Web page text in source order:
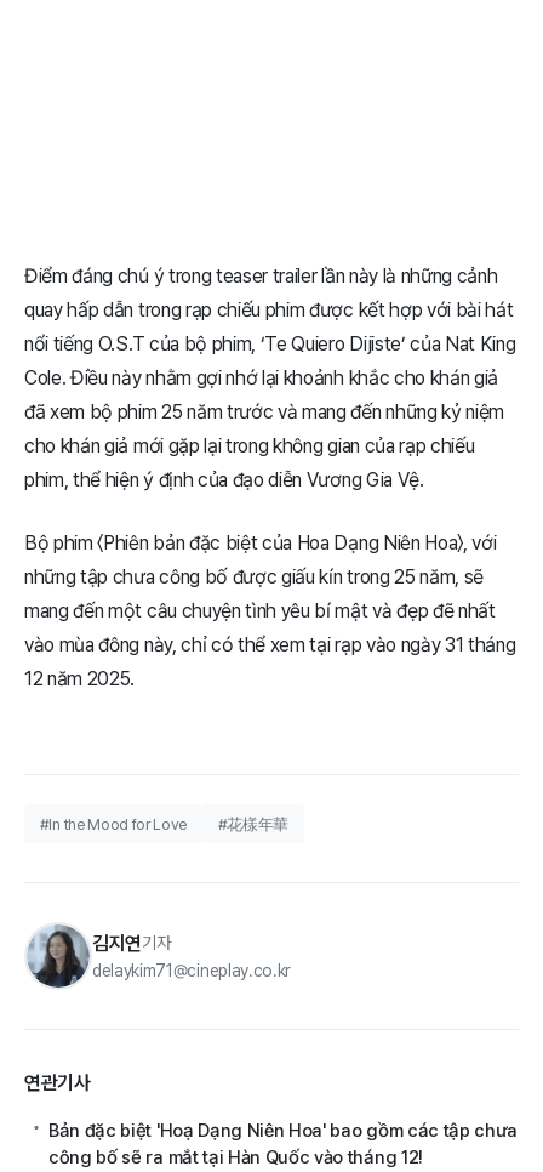
Điểm đáng chú ý trong teaser trailer lần này là những cảnh
quay hấp dẫn trong rạp chiếu phim được kết hợp với bài hát
nổi tiếng O.S.T của bộ phim, ‘Te Quiero Dijiste’ của Nat King
Cole. Điều này nhằm gợi nhớ lại khoảnh khắc cho khán giả
đã xem bộ phim 25 năm trước và mang đến những kỷ niệm
cho khán giả mới gặp lại trong không gian của rạp chiếu
phim, thể hiện ý định của đạo diễn Vương Gia Vệ.
Bộ phim 〈Phiên bản đặc biệt của Hoa Dạng Niên Hoa〉, với
những tập chưa công bố được giấu kín trong 25 năm, sẽ
mang đến một câu chuyện tình yêu bí mật và đẹp đẽ nhất
vào mùa đông này, chỉ có thể xem tại rạp vào ngày 31 tháng
12 năm 2025.
#In the Mood for Love #花樣年華
김지연기자
delaykim71@cineplay.co.kr
연관기사
Bản đặc biệt 'Hoạ Dạng Niên Hoa' bao gồm các tập chưa
công bố sẽ ra mắt tại Hàn Quốc vào tháng 12!